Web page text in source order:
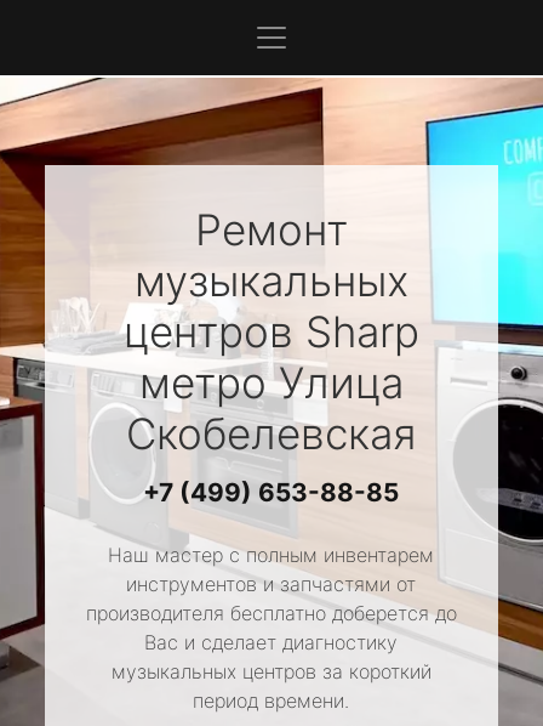
Ремонт
музыкальных
центров Sharp
метро Улица
Скобелевская
+7 (499) 653-88-85
Наш мастер с полным инвентарем
инструментов и запчастями от
производителя бесплатно доберется до
Вас и сделает диагностику
музыкальных центров за короткий
период времени.